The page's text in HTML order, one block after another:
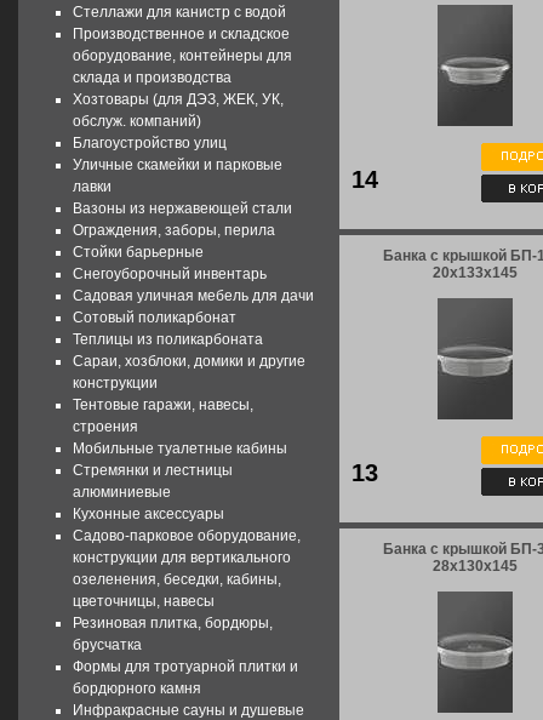
Стеллажи для канистр с водой
Производственное и складское
оборудование, контейнеры для
склада и производства
Хозтовары (для ДЭЗ, ЖЕК, УК,
обслуж. компаний)
Благоустройство улиц
Уличные скамейки и парковые
лавки
Вазоны из нержавеющей стали
Ограждения, заборы, перила
Стойки барьерные
Снегоуборочный инвентарь
Садовая уличная мебель для дачи
Сотовый поликарбонат
Теплицы из поликарбоната
Сараи, хозблоки, домики и другие
конструкции
Тентовые гаражи, навесы,
строения
Мобильные туалетные кабины
Стремянки и лестницы
алюминиевые
Кухонные аксессуары
Садово-парковое оборудование,
конструкции для вертикального
озеленения, беседки, кабины,
цветочницы, навесы
Резиновая плитка, бордюры,
брусчатка
Формы для тротуарной плитки и
бордюрного камня
Инфракрасные сауны и душевые
14
Банка с крышкой БП-
20x133x145
13
Банка с крышкой БП-
28x130x145